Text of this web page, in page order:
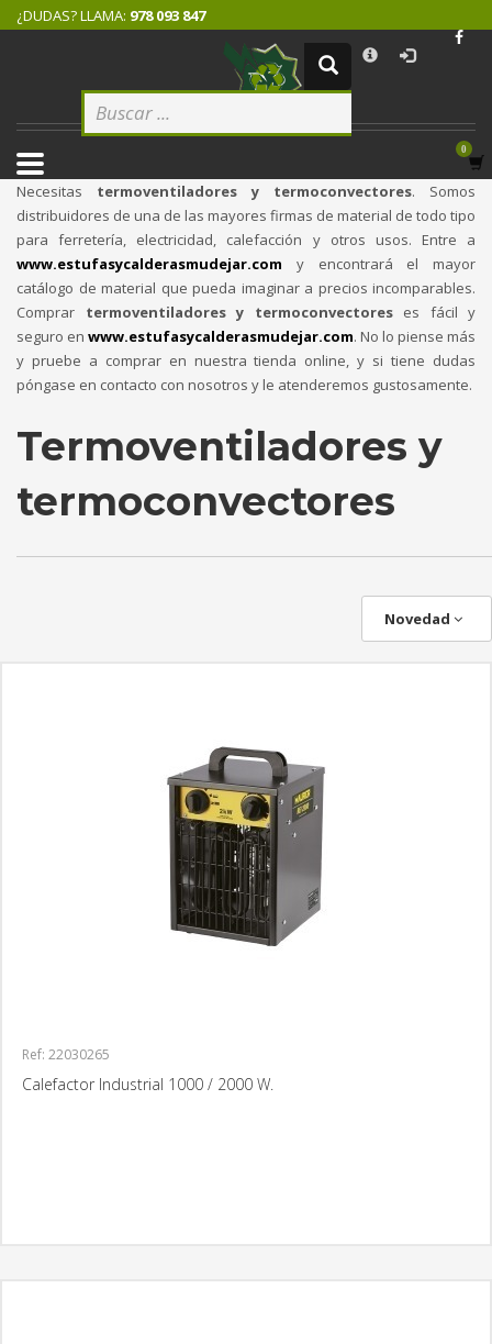
Logeate con tu cuenta de cliente.
2 Selecciona tus productos.
3
4 Recibe tu pedido.
Si todovia tienes alguna duda, comuníquenoslo enviando un correo
electrónico pinchandoaquí. ¡Gracias!
¿DUDAS? LLAMA: 978 093 847
Necesitas termoventiladores y termoconvectores. Somos
distribuidores de una de las mayores firmas de material de todo tipo
para ferretería, electricidad, calefacción y otros usos. Entre a
www.estufasycalderasmudejar.com y encontrará el mayor
catálogo de material que pueda imaginar a precios incomparables.
Comprar termoventiladores y termoconvectoreses fácil y
seguro en www.estufasycalderasmudejar.com. No lo piense más
y pruebe a comprar en nuestra tienda online, y si tiene dudas
póngase en contacto con nosotros y le atenderemos gustosamente.
Termoventiladores y
termoconvectores
Novedad
Ref: 22030265
Calefactor Industrial 1000 / 2000 W.